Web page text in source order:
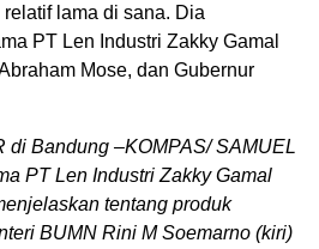
lama di sana. Dia
PT Len Industri Zakky Gamal
Mose, dan Gubernur
di Bandung –KOMPAS/ SAMUEL
PT Len Industri Zakky Gamal
tentang produk
BUMN Rini M Soemarno (kiri)